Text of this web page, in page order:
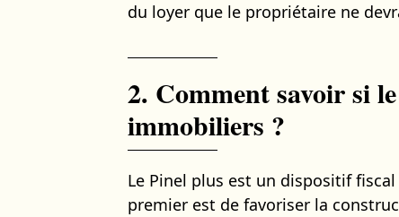
du loyer que le propriétaire ne
2. Comment savoir si
immobiliers ?
Le Pinel plus est un dispositif
premier est de favoriser la